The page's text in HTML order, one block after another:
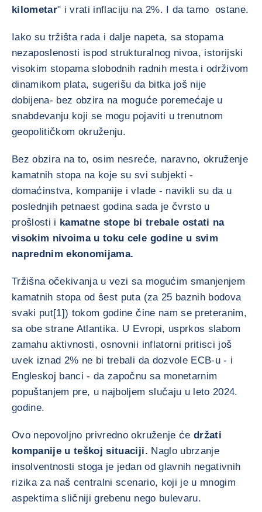
kilometar" i vrati inflaciju na 2%. I da tamo ostane.
Iako su tržišta rada i dalje napeta, sa stopama
nezaposlenosti ispod strukturalnog nivoa, istorijski
visokim stopama slobodnih radnih mesta i održivom
dinamikom plata, sugerišu da bitka još nije
dobijena- bez obzira na moguće poremećaje u
snabdevanju koji se mogu pojaviti u trenutnom
geopolitičkom okruženju.
Bez obzira na to, osim nesreće, naravno, okruženje
kamatnih stopa na koje su svi subjekti -
domaćinstva, kompanije i vlade - navikli su da u
poslednjih petnaest godina sada je čvrsto u
prošlosti i kamatne stope bi trebale ostati na
visokim nivoima u toku cele godine u svim
naprednim ekonomijama.
Tržišna očekivanja u vezi sa mogućim smanjenjem
kamatnih stopa od šest puta (za 25 baznih bodova
svaki put[1]) tokom godine čine nam se preteranim,
sa obe strane Atlantika. U Evropi, usprkos slabom
zamahu aktivnosti, osnovnii inflatorni pritisci još
uvek iznad 2% ne bi trebali da dozvole ECB-u - i
Engleskoj banci - da započnu sa monetarnim
popuštanjem pre, u najboljem slučaju u leto 2024.
godine.
Ovo nepovoljno privredno okruženje će držati
kompanije u teškoj situaciji. Naglo ubrzanje
insolventnosti stoga je jedan od glavnih negativnih
rizika za naš centralni scenario, koji je u mnogim
aspektima sličniji grebenu nego bulevaru.